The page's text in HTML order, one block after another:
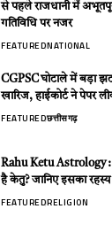
से पहले राजधानी में
गतिविधि पर नजर
FEATUREDNATIONAL
CGPSC घोटाले में बड़ा
खारिज, हाईकोर्ट ने पेपर
FEATUREDछत्तीसगढ़
Rahu Ketu Astrology :
है केतु? जानिए इसका रहस्य
FEATUREDRELIGION